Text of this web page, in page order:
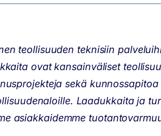
teollisuuden teknisiin
ovat kansainväliset
sekä
Laadukkaita ja
asiakkaidemme